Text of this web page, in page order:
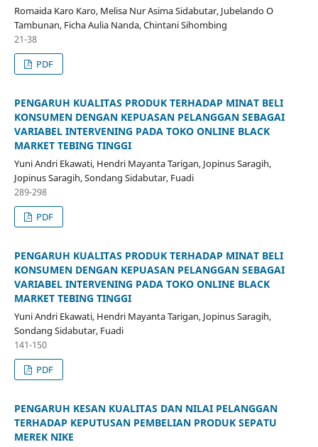
Romaida Karo Karo, Melisa Nur Asima Sidabutar, Jubelando O
Tambunan, Ficha Aulia Nanda, Chintani Sihombing
21-38
PDF
PENGARUH KUALITAS PRODUK TERHADAP MINAT BELI
KONSUMEN DENGAN KEPUASAN PELANGGAN SEBAGAI
VARIABEL INTERVENING PADA TOKO ONLINE BLACK
MARKET TEBING TINGGI
Yuni Andri Ekawati, Hendri Mayanta Tarigan, Jopinus Saragih,
Jopinus Saragih, Sondang Sidabutar, Fuadi
289-298
PDF
PENGARUH KUALITAS PRODUK TERHADAP MINAT BELI
KONSUMEN DENGAN KEPUASAN PELANGGAN SEBAGAI
VARIABEL INTERVENING PADA TOKO ONLINE BLACK
MARKET TEBING TINGGI
Yuni Andri Ekawati, Hendri Mayanta Tarigan, Jopinus Saragih,
Sondang Sidabutar, Fuadi
141-150
PDF
PENGARUH KESAN KUALITAS DAN NILAI PELANGGAN
TERHADAP KEPUTUSAN PEMBELIAN PRODUK SEPATU
MEREK NIKE